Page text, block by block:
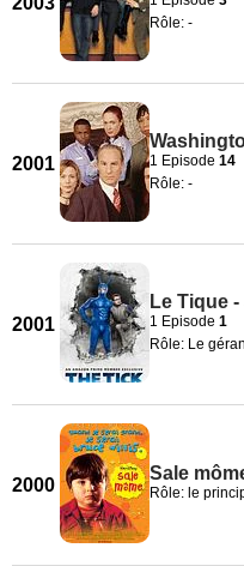
Rôle: -
2001 1 Episode 14
Rôle: -
2001
Le Tique
1 Episode 1
Rôle: Le
2000
Sale
Rôle: le